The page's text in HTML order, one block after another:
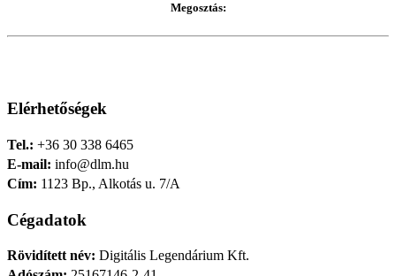
Megosztás:
Elérhetőségek
Tel.: +36 30 338 6465
E-mail: info@dlm.hu
Cím: 1123 Bp., Alkotás u. 7/A
Cégadatok
Rövidített név: Digitális Legendárium Kft.